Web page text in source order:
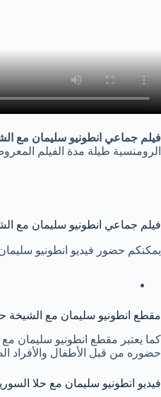
فيلم جماعي انطونيو سليمان مع
الرومنسية طيلة مدة الفيلم
فيلم جماعي انطونيو سليمان مع
يمكنكم حضور فيديو انطونيو
مقطع انطونيو سليمان مع الشيخة
كما يعتبر مقطع انطونيو سليمان
حضوره من قبل الأطفال والأفراد
فيديو انطونيو سليمان مع حلا